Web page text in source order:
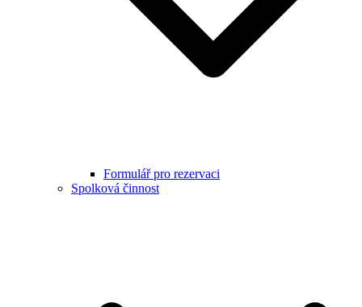
Formulář pro rezervaci
Spolková činnost